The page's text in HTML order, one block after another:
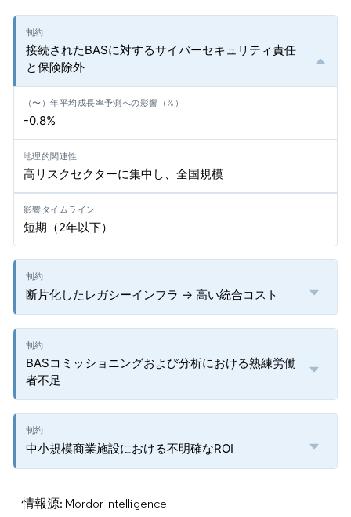
接続されたBASに対するサイバーセキュリティ責任
と保険除外
-0.8%
高リスクセクターに集中し、全国規模
短期（2年以下）
断片化したレガシーインフラ → 高い統合コスト
BASコミッショニングおよび分析における熟練労働
者不足
中小規模商業施設における不明確なROI
情報源: Mordor Intelligence